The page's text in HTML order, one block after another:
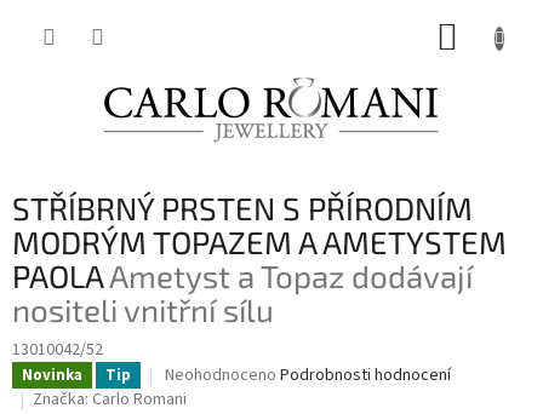
STŘÍBRNÝ PRSTEN S PŘÍRODNÍM
MODRÝM TOPAZEM A AMETYSTEM
PAOLAAmetyst a Topaz dodávají
nositeli vnitřní sílu
13010042/52
Novinka Tip
Průměrné
hodnocení
Neohodnoceno Podrobnosti hodnocení
Značka: Carlo Romani